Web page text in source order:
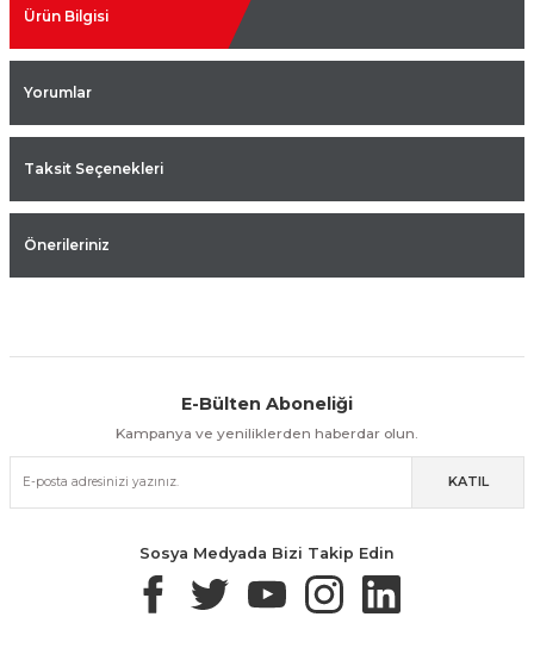
Ürün Bilgisi
Yorumlar
Taksit Seçenekleri
Önerileriniz
Kolay İade & Değişim Güvenli Alışveriş
Güvenli Paketleme Taksit / Havale İle Alışveriş Kolay İade & Değişim
E-Bülten Aboneliği
Kampanya ve yeniliklerden haberdar olun.
KATIL
Sosya Medyada Bizi Takip Edin